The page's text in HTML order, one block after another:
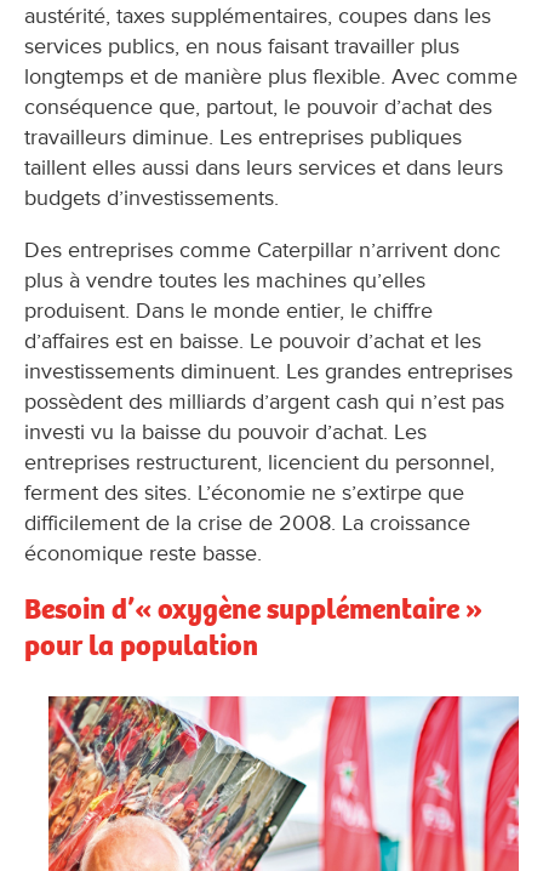
austérité, taxes supplémentaires, coupes dans les
services publics, en nous faisant travailler plus
longtemps et de manière plus flexible. Avec comme
conséquence que, partout, le pouvoir d’achat des
travailleurs diminue. Les entreprises publiques
taillent elles aussi dans leurs services et dans leurs
budgets d’investissements.
Des entreprises comme Caterpillar n’arrivent donc
plus à vendre toutes les machines qu’elles
produisent. Dans le monde entier, le chiffre
d’affaires est en baisse. Le pouvoir d’achat et les
investissements diminuent. Les grandes entreprises
possèdent des milliards d’argent cash qui n’est pas
investi vu la baisse du pouvoir d’achat. Les
entreprises restructurent, licencient du personnel,
ferment des sites. L’économie ne s’extirpe que
difficilement de la crise de 2008. La croissance
économique reste basse.
Besoin d’« oxygène supplémentaire »
pour la population